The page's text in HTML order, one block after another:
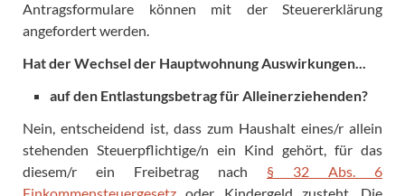
Antragsformulare können mit der Steuererklärung
angefordert werden.
Hat der Wechsel der Hauptwohnung Auswirkungen...
auf den Entlastungsbetrag für Alleinerziehenden?
Nein, entscheidend ist, dass zum Haushalt eines/r allein
stehenden Steuerpflichtige/n ein Kind gehört, für das
diesem/r ein Freibetrag nach § 32 Abs. 6
Einkommensteuergesetz oder Kindergeld zusteht. Die